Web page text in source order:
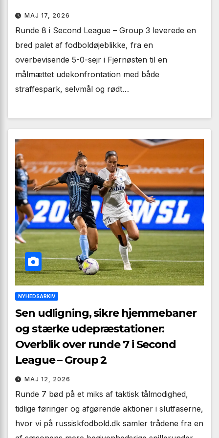
MAJ 17, 2026
Runde 8 i Second League – Group 3 leverede en
bred palet af fodboldøjeblikke, fra en
overbevisende 5-0-sejr i Fjernøsten til en
målmættet udekonfrontation med både
straffespark, selvmål og rødt…
NYHEDSARKIV
Sen udligning, sikre hjemmebaner
og stærke udepræstationer:
Overblik over runde 7 i Second
League – Group 2
MAJ 12, 2026
Runde 7 bød på et miks af taktisk tålmodighed,
tidlige føringer og afgørende aktioner i slutfaserne,
hvor vi på russiskfodbold.dk samler trådene fra en